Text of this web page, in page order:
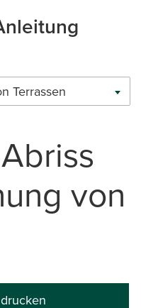
Terrassen
von